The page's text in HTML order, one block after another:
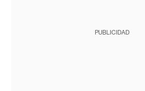
PUBLICIDAD